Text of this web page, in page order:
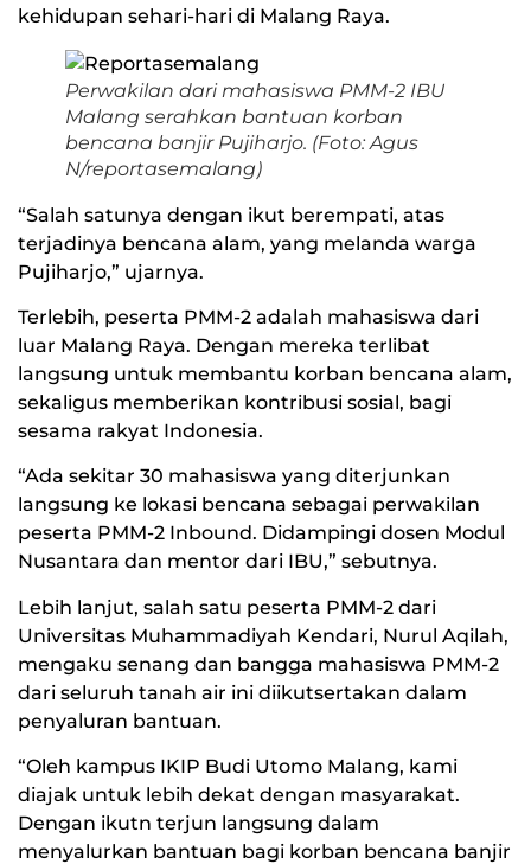
kehidupan sehari-hari di Malang Raya.
Perwakilan dari mahasiswa PMM-2 IBU
Malang serahkan bantuan korban
bencana banjir Pujiharjo. (Foto: Agus
N/reportasemalang)
“Salah satunya dengan ikut berempati, atas
terjadinya bencana alam, yang melanda warga
Pujiharjo,” ujarnya.
Terlebih, peserta PMM-2 adalah mahasiswa dari
luar Malang Raya. Dengan mereka terlibat
langsung untuk membantu korban bencana alam,
sekaligus memberikan kontribusi sosial, bagi
sesama rakyat Indonesia.
“Ada sekitar 30 mahasiswa yang diterjunkan
langsung ke lokasi bencana sebagai perwakilan
peserta PMM-2 Inbound. Didampingi dosen Modul
Nusantara dan mentor dari IBU,” sebutnya.
Lebih lanjut, salah satu peserta PMM-2 dari
Universitas Muhammadiyah Kendari, Nurul Aqilah,
mengaku senang dan bangga mahasiswa PMM-2
dari seluruh tanah air ini diikutsertakan dalam
penyaluran bantuan.
“Oleh kampus IKIP Budi Utomo Malang, kami
diajak untuk lebih dekat dengan masyarakat.
Dengan ikutn terjun langsung dalam
menyalurkan bantuan bagi korban bencana banjir